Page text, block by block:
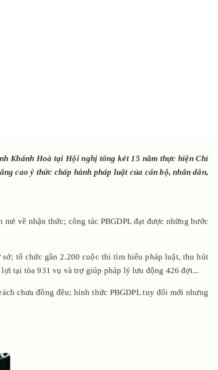
Khánh Hoà tại Hội nghị tổng kết 15 năm thực hiện Chỉ
cao ý thức chấp hành pháp luật của cán bộ, nhân dân,
về nhận thức; công tác PBGDPL đạt được những bước
tổ chức gần 2.200 cuộc thi tìm hiểu pháp luật, thu hút
tại tòa 931 vụ và trợ giúp pháp lý lưu động 426 đợt...
chưa đồng đều; hình thức PBGDPL tuy đổi mới nhưng